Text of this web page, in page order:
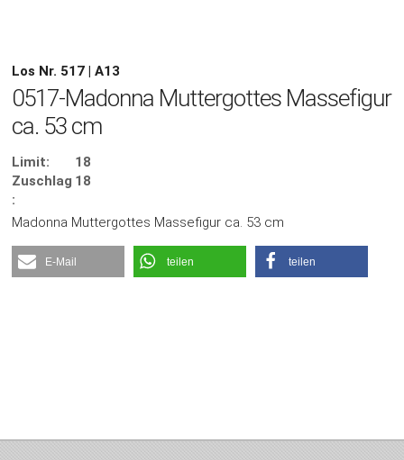
Los Nr. 517 | A13
0517-Madonna Muttergottes Massefigur
ca. 53 cm
Limit:
18
Zuschlag
:
18
Madonna Muttergottes Massefigur ca. 53 cm
E-Mail teilen teilen